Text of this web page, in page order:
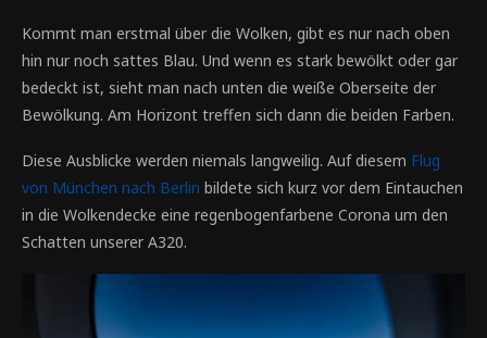
Kommt man erstmal über die Wolken, gibt es nur nach oben
hin nur noch sattes Blau. Und wenn es stark bewölkt oder gar
bedeckt ist, sieht man nach unten die weiße Oberseite der
Bewölkung. Am Horizont treffen sich dann die beiden Farben.
Diese Ausblicke werden niemals langweilig. Auf diesem Flug
von München nach Berlin bildete sich kurz vor dem Eintauchen
in die Wolkendecke eine regenbogenfarbene Corona um den
Schatten unserer A320.